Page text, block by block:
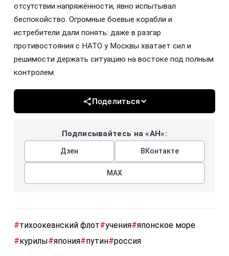
отсутствии напряжённости, явно испытывал
беспокойство. Огромные боевые корабли и
истребители дали понять: даже в разгар
противостояния с НАТО у Москвы хватает сил и
решимости держать ситуацию на востоке под полным
контролем.
Поделиться
Подписывайтесь на «АН»:
Дзен ВКонтакте
МАХ
#тихоокеанский флот#учения#японское море
#курилы#япония#путин#россия